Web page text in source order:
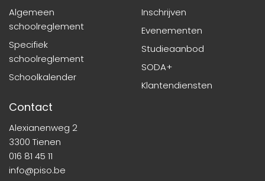
Algemeen
schoolreglement
Specifiek
schoolreglement
Schoolkalender
Inschrijven
Evenementen
Studieaanbod
SODA+
Klantendiensten
Contact
Alexianenweg 2
3300 Tienen
016 81 45 11
info@piso.be